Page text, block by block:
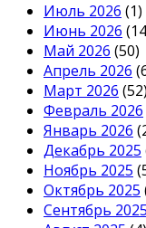
Июль 2026 (1)
Июнь 2026
Май 2026 (50)
Апрель 2026
Март 2026 (52)
Февраль 2026
Январь 2026
Декабрь 2025
Ноябрь 2025
Октябрь 2025
Сентябрь 2025